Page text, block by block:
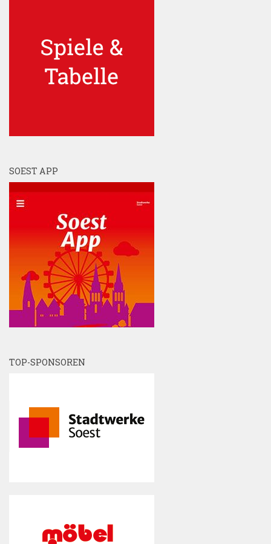
SOEST APP
TOP-SPONSOREN